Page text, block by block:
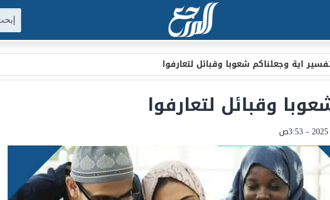
البحث:
اية وجعلناكم شعوبا وقبائل لتعارفوا
وقبائل لتعارفوا